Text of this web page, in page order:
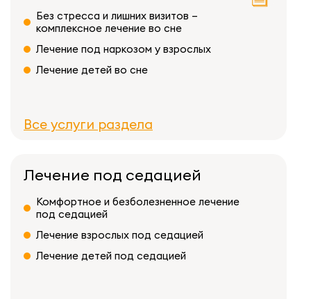
Без стресса и лишних визитов –
комплексное лечение во сне
Лечение под наркозом у взрослых
Лечение детей во сне
Все услуги раздела
Лечение под седацией
Комфортное и безболезненное лечение
под седацией
Лечение взрослых под седацией
Лечение детей под седацией